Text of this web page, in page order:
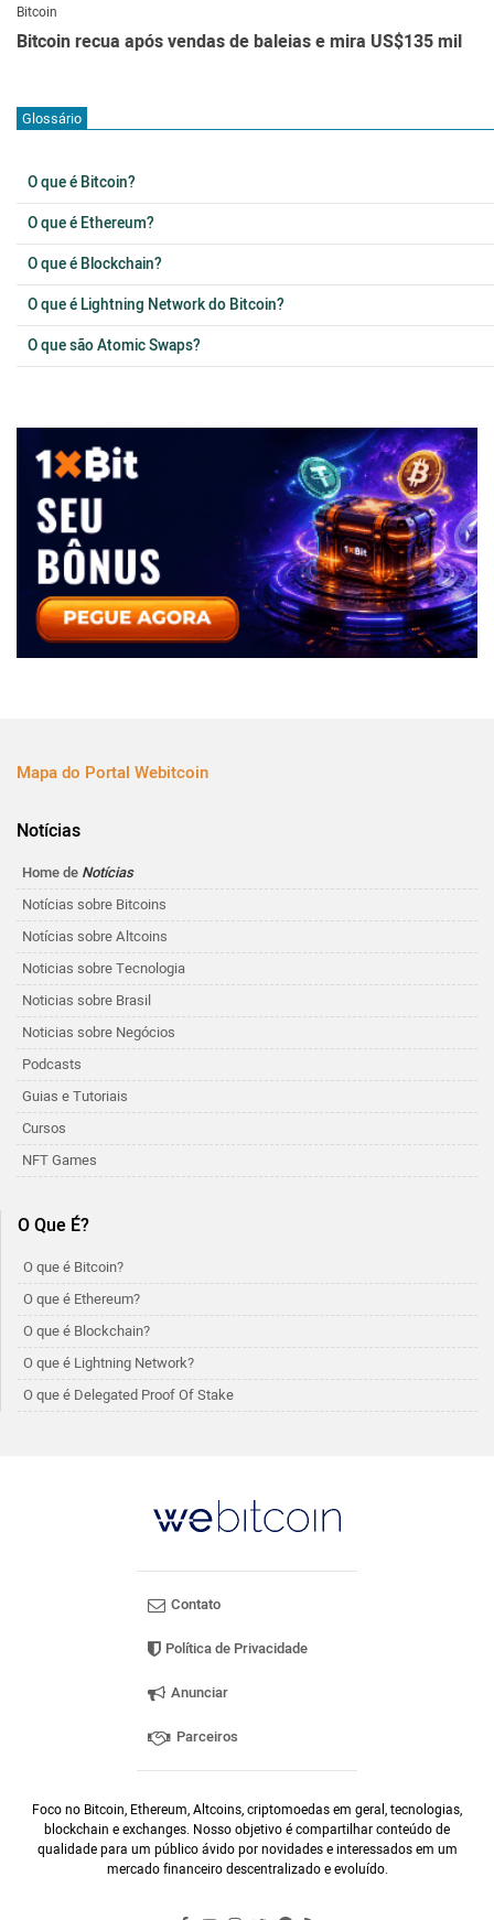
Bitcoin
Bitcoin recua após vendas de baleias e mira US$135 mil
Glossário
O que é Bitcoin?
O que é Ethereum?
O que é Blockchain?
O que é Lightning Network do Bitcoin?
O que são Atomic Swaps?
Mapa do Portal Webitcoin
Notícias
Home de Notícias
Notícias sobre Bitcoins
Notícias sobre Altcoins
Noticias sobre Tecnologia
Noticias sobre Brasil
Noticias sobre Negócios
Podcasts
Guias e Tutoriais
Cursos
NFT Games
O Que É?
O que é Bitcoin?
O que é Ethereum?
O que é Blockchain?
O que é Lightning Network?
O que é Delegated Proof Of Stake
Contato
Política de Privacidade
Anunciar
Parceiros
Foco no Bitcoin, Ethereum, Altcoins, criptomoedas em geral, tecnologias,
blockchain e exchanges. Nosso objetivo é compartilhar conteúdo de
qualidade para um público ávido por novidades e interessados em um
mercado financeiro descentralizado e evoluído.